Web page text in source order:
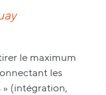
le maximum
les
» (intégration,